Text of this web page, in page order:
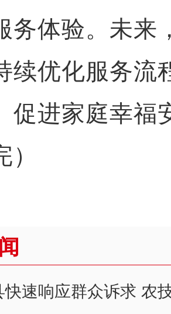
务体验。未来
续优化服务流
促进家庭幸福
快速响应群众诉求 农